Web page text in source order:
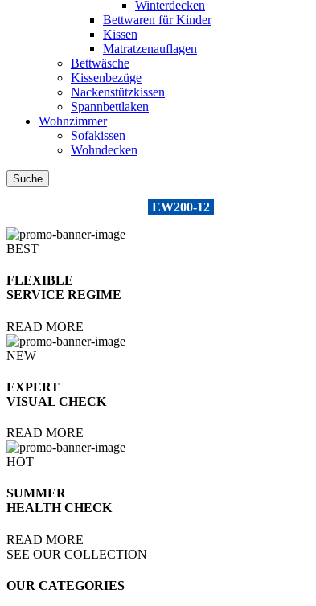
Winterdecken
Bettwaren für Kinder
Kissen
Matratzenauflagen
Bettwäsche
Kissenbezüge
Nackenstützkissen
Spannbettlaken
Wohnzimmer
Sofakissen
Wohndecken
Suche
EW200-12
BEST
FLEXIBLE
SERVICE REGIME
READ MORE
NEW
EXPERT
VISUAL CHECK
READ MORE
HOT
SUMMER
HEALTH CHECK
READ MORE
SEE OUR COLLECTION
OUR CATEGORIES